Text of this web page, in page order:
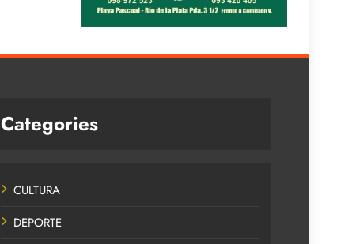
Categories
CULTURA
DEPORTE